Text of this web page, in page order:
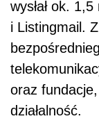
wysłał ok.
i Listingmail.
oraz
działalność.